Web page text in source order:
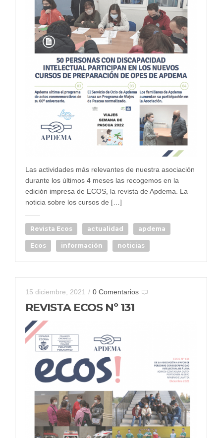
Las actividades más relevantes de nuestra asociación
durante los últimos 4 meses las recogemos en la
edición impresa de ECOS, la revista de Apdema. La
noticia sobre los cursos de […]
Revista Ecos actualidad apdema
Ecos información noticias
15 diciembre, 2021 / 0 Comentarios
REVISTA ECOS Nº 131